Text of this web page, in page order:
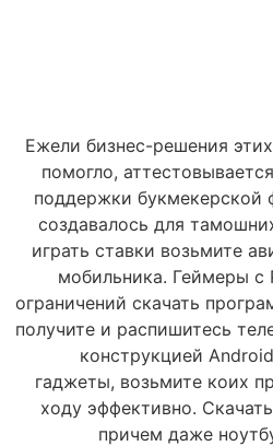
Ежели бизнес-решения
помогло,
поддержки
создавалось для
играть ставки возьмите
мобильника. Геймеры
ограничений скачать
получите и распишитесь
конструкцией
гаджеты, возьмите коих
ходу эффективно.
причем даже